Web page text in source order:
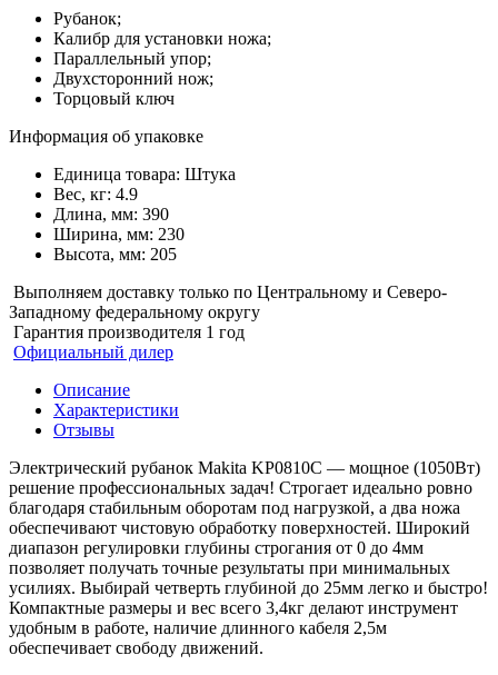
Рубанок;
Калибр для установки ножа;
Параллельный упор;
Двухсторонний нож;
Торцовый ключ
Информация об упаковке
Единица товара: Штука
Вес, кг: 4.9
Длина, мм: 390
Ширина, мм: 230
Высота, мм: 205
Выполняем доставку только по Центральному и Северо-
Западному федеральному округу
Гарантия производителя 1 год
Официальный дилер
Описание
Характеристики
Отзывы
Электрический рубанок Makita KP0810C — мощное (1050Вт)
решение профессиональных задач! Строгает идеально ровно
благодаря стабильным оборотам под нагрузкой, а два ножа
обеспечивают чистовую обработку поверхностей. Широкий
диапазон регулировки глубины строгания от 0 до 4мм
позволяет получать точные результаты при минимальных
усилиях. Выбирай четверть глубиной до 25мм легко и быстро!
Компактные размеры и вес всего 3,4кг делают инструмент
удобным в работе, наличие длинного кабеля 2,5м
обеспечивает свободу движений.